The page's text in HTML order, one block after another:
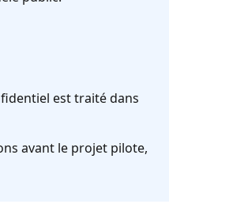
est traité dans
avant le projet pilote,